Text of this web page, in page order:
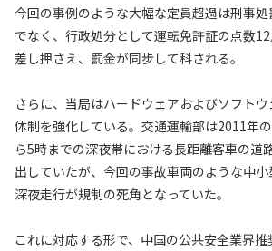
今回の事例のような大幅な定員超過は刑事
でなく、行政処分として運転免許証の点数
差し押さえ、罰金が同步して科される。
さらに、当局はハードウェアおよびソフト
体制を強化している。交通運輸部は2011年
ら5時までの深夜帯における長距離客車の道
出していたが、今回の事故車両のような中
深夜走行が規制の死角となっていた。
これに対応する形で、中国の公共安全業界